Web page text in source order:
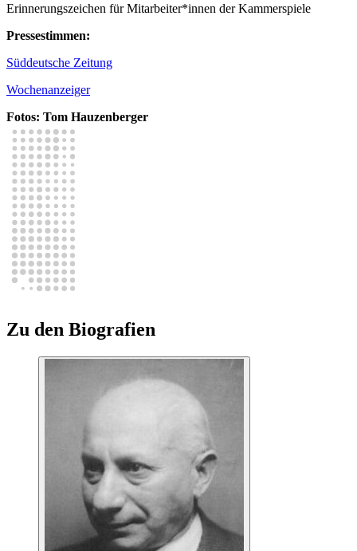
Erinnerungszeichen für Mitarbeiter*innen der Kammerspiele
Pressestimmen:
Süddeutsche Zeitung
Wochenanzeiger
Fotos: Tom Hauzenberger
Zu den Biografien